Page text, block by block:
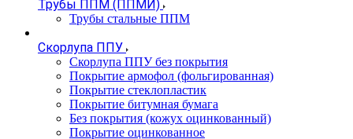
Трубы ППМ (ППМИ)
Трубы стальные ППМ
Скорлупа ППУ
Скорлупа ППУ без покрытия
Покрытие армофол (фольгированная)
Покрытие стеклопластик
Покрытие битумная бумага
Без покрытия (кожух оцинкованный)
Покрытие оцинкованное